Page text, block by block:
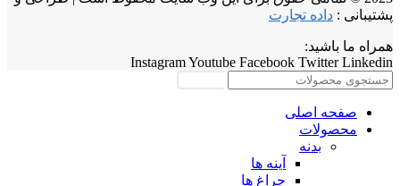
پشتیبانی : داده تجارت
همراه ما باشید:
InstagramYoutube Facebook Twitter Linkedin
صفحه اصلی
محصولات
بدنه
آینه ها
چراغ ها